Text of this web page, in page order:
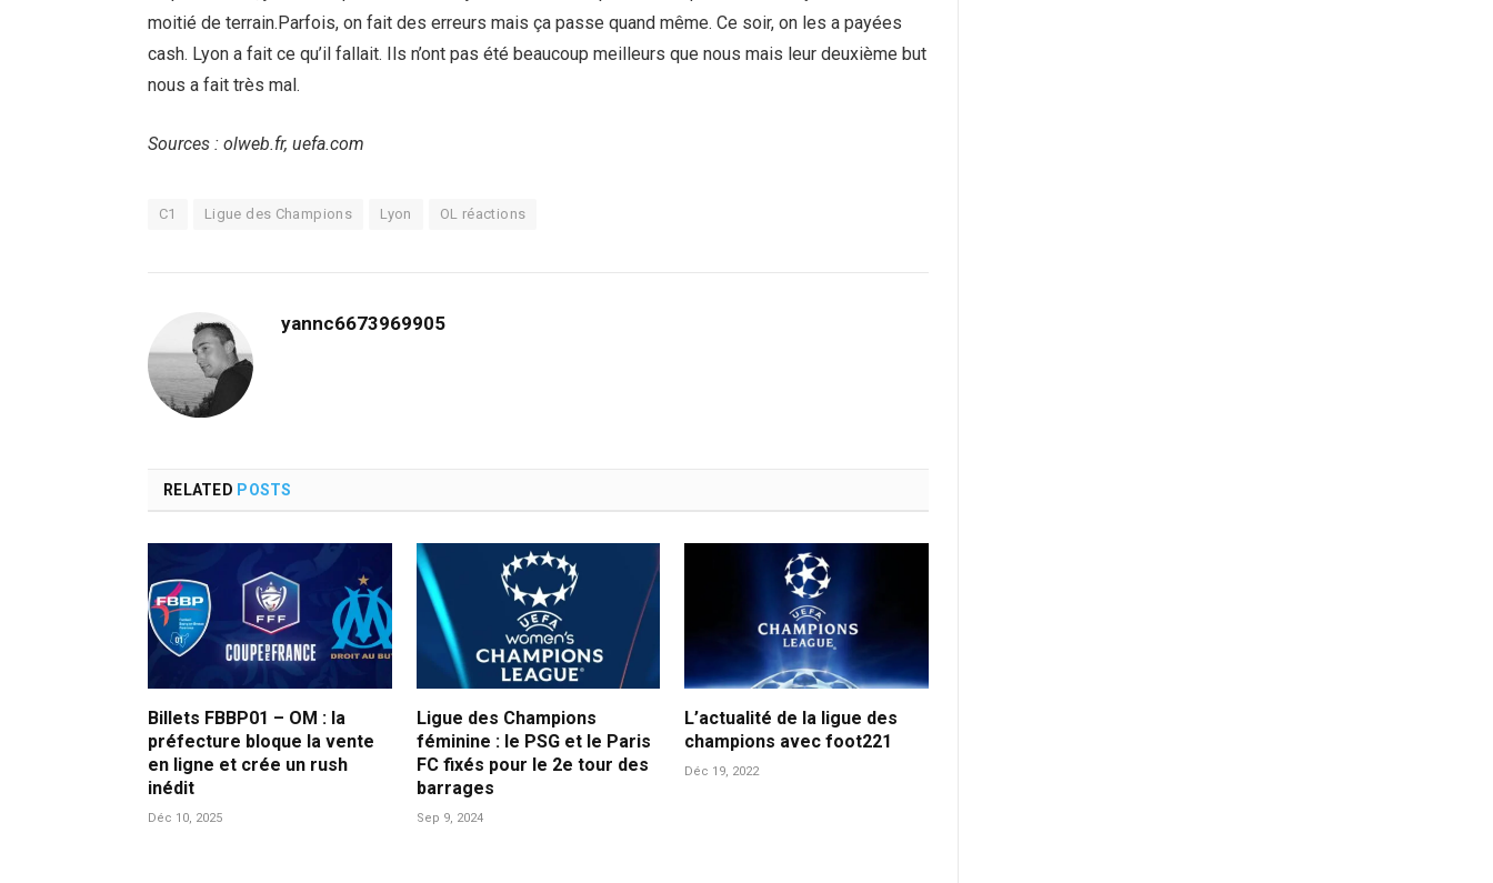
moitié de terrain. Parfois, on fait des erreurs mais ça passe quand même. Ce soir, on les a payées
cash. Lyon a fait ce qu’il fallait. Ils n’ont pas été beaucoup meilleurs que nous mais leur deuxième but
nous a fait très mal.
Sources : olweb.fr, uefa.com
C1 Ligue des Champions Lyon OL réactions
yannc6673969905
RELATED POSTS
Billets FBBP01 – OM : la
préfecture bloque la vente
en ligne et crée un rush
inédit
Déc 10, 2025
Ligue des Champions
féminine : le PSG et le Paris
FC fixés pour le 2e tour des
barrages
Sep 9, 2024
L’actualité de la ligue des
champions avec foot221
Déc 19, 2022